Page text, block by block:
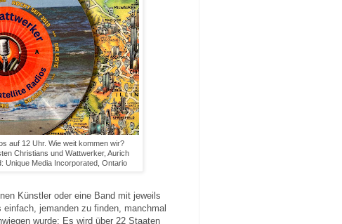
auf 12 Uhr. Wie weit kommen wir?
Christians und Wattwerker, Aurich
Unique Media Incorporated, Ontario
Künstler oder eine Band mit jeweils
jemanden zu finden, manchmal
wurde: Es wird über 22 Staaten